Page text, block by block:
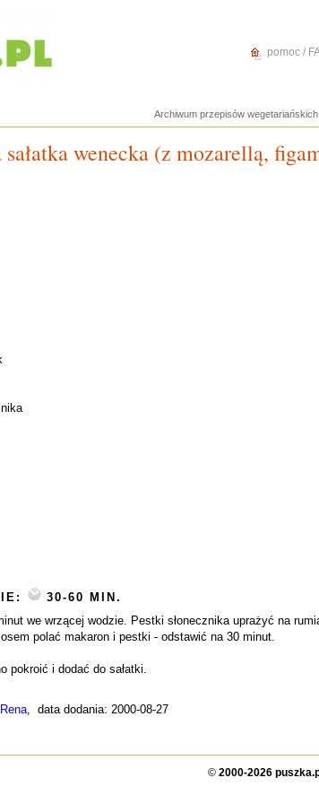
pomoc /
Archiwum przepisów
wenecka (z mozarellą,
30-60 MIN.
we wrzącej wodzie. Pestki słonecznika uprażyć na
polać makaron i pestki - odstawić na 30 minut.
pokroić i dodać do sałatki.
Rena, data dodania: 2000-08-27
© 2000-2026